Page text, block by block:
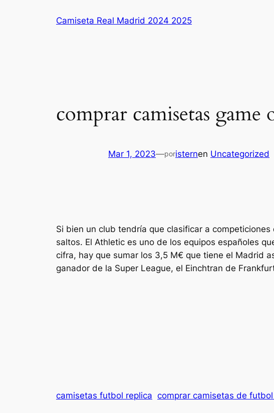
Camiseta Real Madrid 2024 2025
comprar camisetas game
Mar 1, 2023—poristernen Uncategorized
Si bien un club tendría que clasificar a
saltos. El Athletic es uno de los equipos españoles
cifra, hay que sumar los 3,5 M€ que tiene el Madrid
ganador de la Super League, el Einchtran de
camisetas futbol replica comprar camisetas de